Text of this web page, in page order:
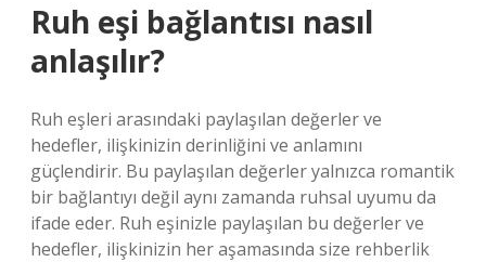
Ruh eşi bağlantısı nasıl
anlaşılır?
Ruh eşleri arasındaki paylaşılan değerler ve
hedefler, ilişkinizin derinliğini ve anlamını
güçlendirir. Bu paylaşılan değerler yalnızca romantik
bir bağlantıyı değil aynı zamanda ruhsal uyumu da
ifade eder. Ruh eşinizle paylaşılan bu değerler ve
hedefler, ilişkinizin her aşamasında size rehberlik